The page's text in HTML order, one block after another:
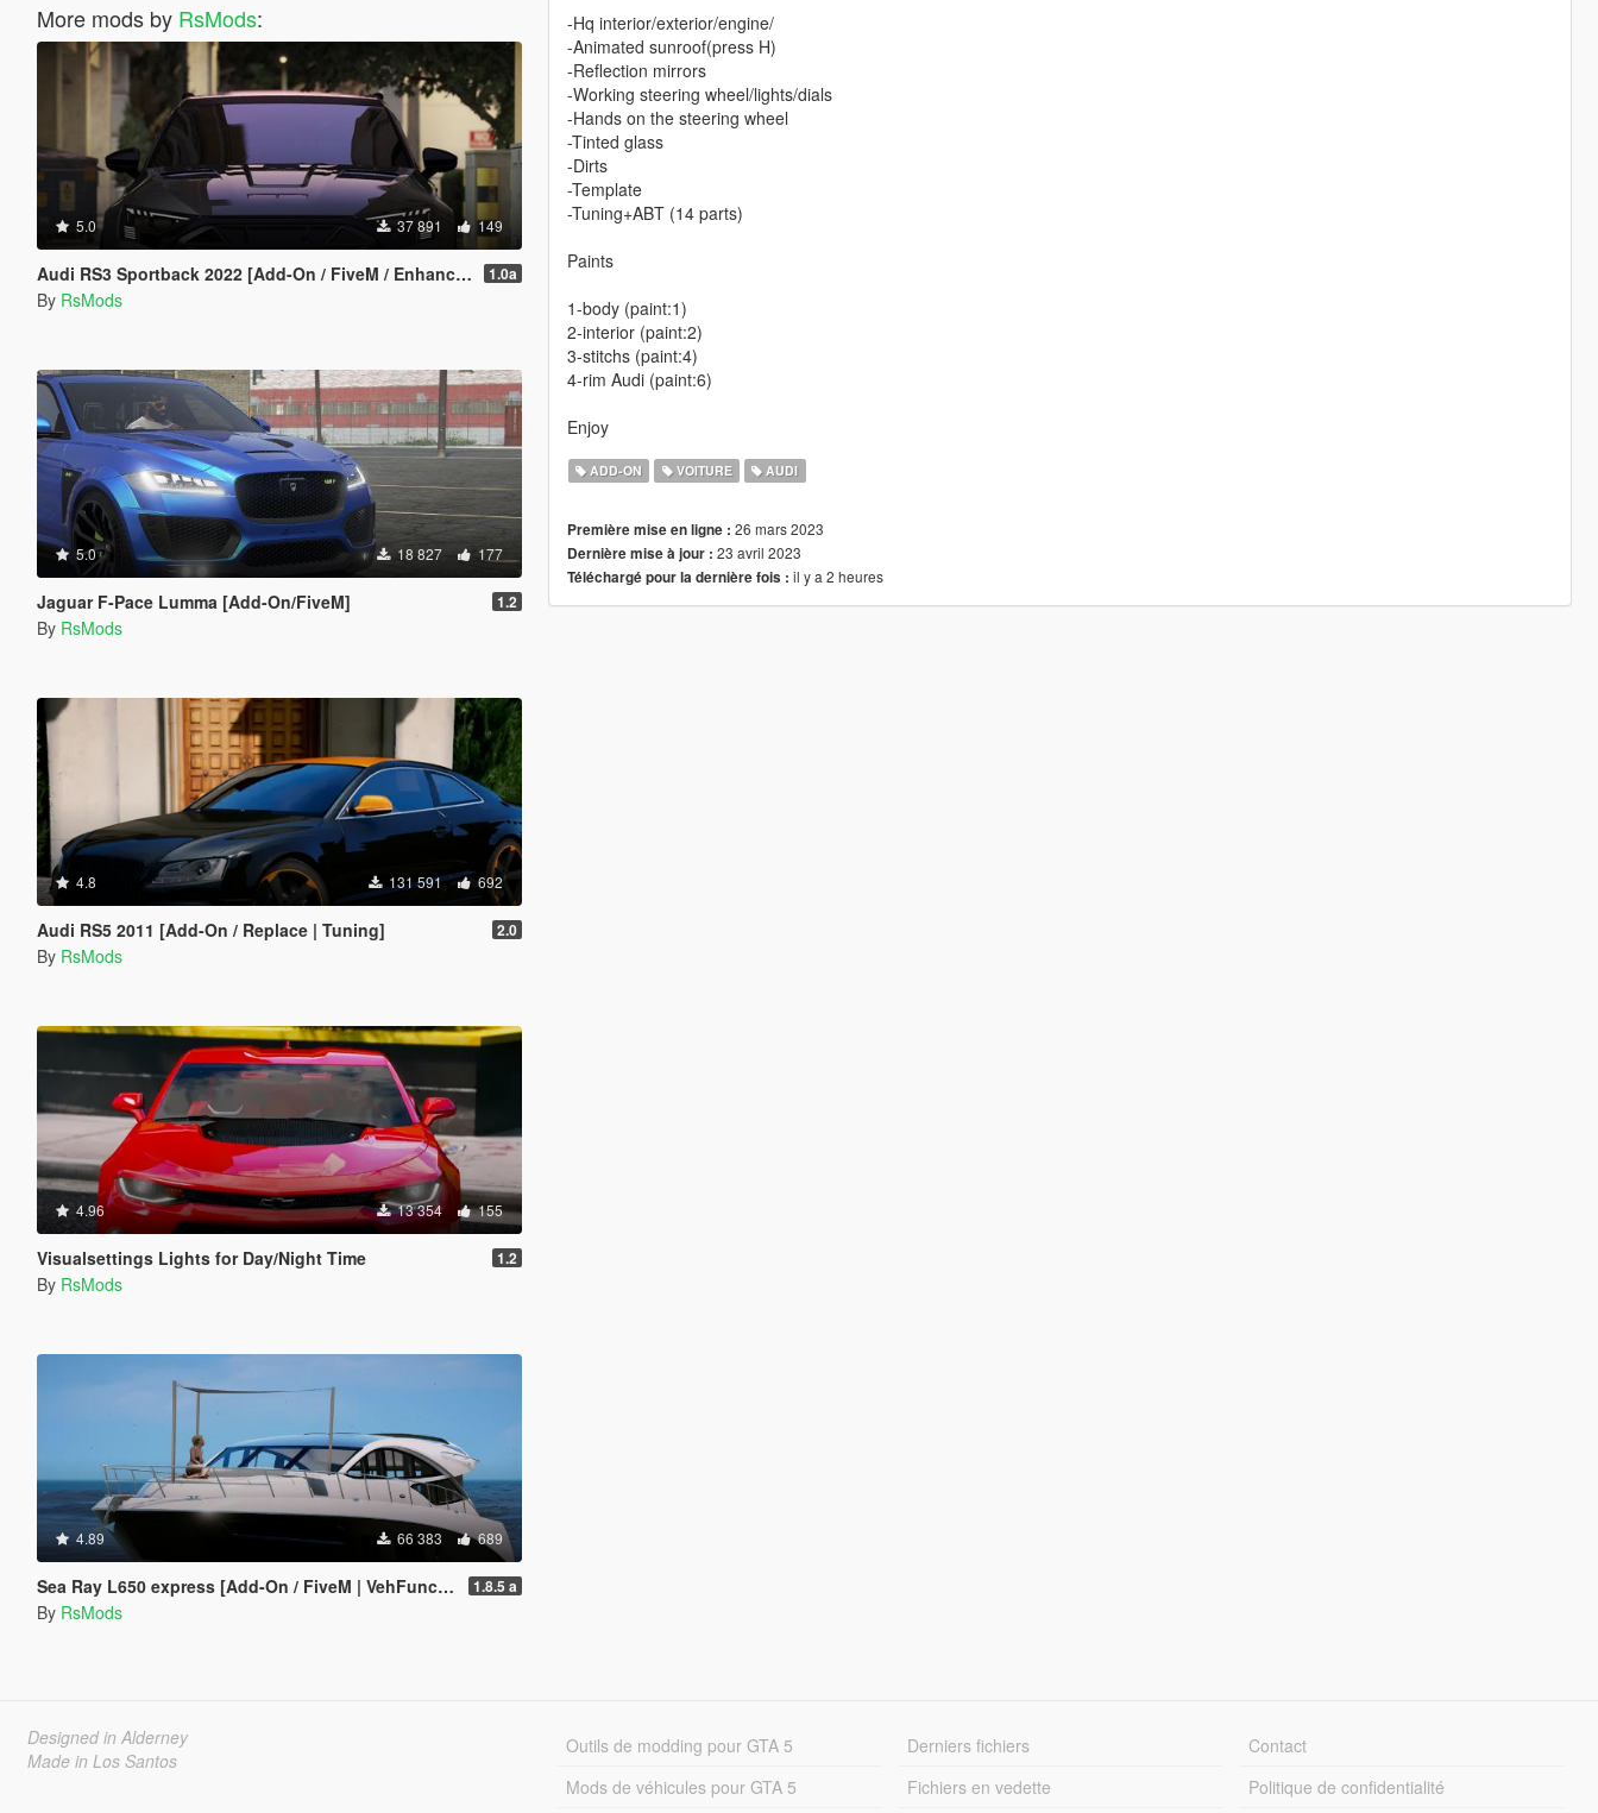
More mods by RsMods:
5.0 37 891 149
Audi RS3 Sportback 2022 [Add-On / FiveM / Enhanced | Animated / VehFuncsV] 1.0a
By RsMods
5.0 18 827 177
Jaguar F-Pace Lumma [Add-On/FiveM] 1.2
By RsMods
4.8 131 591 692
Audi RS5 2011 [Add-On / Replace | Tuning] 2.0
By RsMods
4.96 13 354 155
Visualsettings Lights for Day/Night Time 1.2
By RsMods
4.89 66 383 689
Sea Ray L650 express [Add-On / FiveM | VehFuncsV] 1.8.5 a
By RsMods
-Hq interior/exterior/engine/
-Animated sunroof(press H)
-Reflection mirrors
-Working steering wheel/lights/dials
-Hands on the steering wheel
-Tinted glass
-Dirts
-Template
-Tuning+ABT (14 parts)
Paints
1-body (paint:1)
2-interior (paint:2)
3-stitchs (paint:4)
4-rim Audi (paint:6)
Enjoy
ADD-ON VOITURE AUDI
Première mise en ligne : 26 mars 2023
Dernière mise à jour : 23 avril 2023
Téléchargé pour la dernière fois : il y a 2 heures
Designed in Alderney
Made in Los Santos
Outils de modding pour GTA 5
Mods de véhicules pour GTA 5
Derniers fichiers
Fichiers en vedette
Contact
Politique de confidentialité